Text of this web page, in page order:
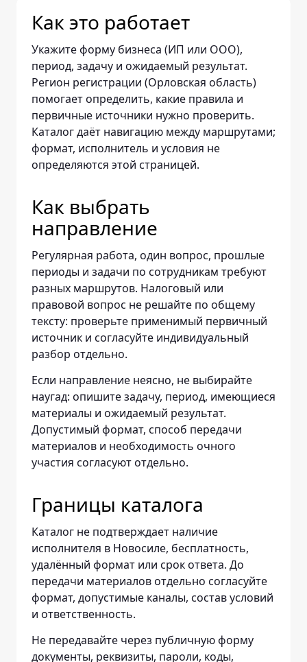
Как это работает
Укажите форму бизнеса (ИП или ООО),
период, задачу и ожидаемый результат.
Регион регистрации (Орловская область)
помогает определить, какие правила и
первичные источники нужно проверить.
Каталог даёт навигацию между маршрутами;
формат, исполнитель и условия не
определяются этой страницей.
Как выбрать
направление
Регулярная работа, один вопрос, прошлые
периоды и задачи по сотрудникам требуют
разных маршрутов. Налоговый или
правовой вопрос не решайте по общему
тексту: проверьте применимый первичный
источник и согласуйте индивидуальный
разбор отдельно.
Если направление неясно, не выбирайте
наугад: опишите задачу, период, имеющиеся
материалы и ожидаемый результат.
Допустимый формат, способ передачи
материалов и необходимость очного
участия согласуют отдельно.
Границы каталога
Каталог не подтверждает наличие
исполнителя в Новосиле, бесплатность,
удалённый формат или срок ответа. До
передачи материалов отдельно согласуйте
формат, допустимые каналы, состав условий
и ответственность.
Не передавайте через публичную форму
документы, реквизиты, пароли, коды,